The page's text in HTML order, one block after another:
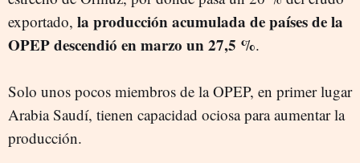
exportado, la producción acumulada de países de la
OPEP descendió en marzo un 27,5 %.
Solo unos pocos miembros de la OPEP, en primer lugar
Arabia Saudí, tienen capacidad ociosa para aumentar la
producción.